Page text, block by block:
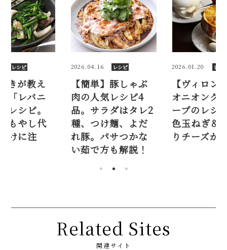
レシピ
豚しゃぶ
レシピ4
ダはタレ2
麺、よだ
サつかな
2026.01.20 レシピ
【ヴィロン直伝】
オニオングラタンス
ープのレシピ。飴
色玉ねぎ＆とろ～
りチーズが美味！
2025.08.23 レシ
レバー好き
る、簡単「
ラ炒め」レ
下処理、も
用、味付け
Related Sites
関連サイト